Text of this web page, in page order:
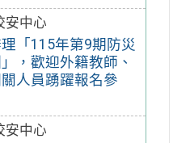
安中心
「115年第9期防災
，歡迎外籍教師、
人員踴躍報名參
安中心